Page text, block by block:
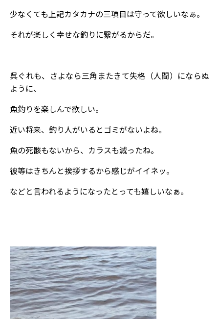
少なくても上記カタカナの三項目は守って欲しいなぁ。
それが楽しく幸せな釣りに繋がるからだ。
呉ぐれも、さよなら三角またきて失格（人間）にならぬ
ように、
魚釣りを楽しんで欲しい。
近い将来、釣り人がいるとゴミがないよね。
魚の死骸もないから、カラスも減ったね。
彼等はきちんと挨拶するから感じがイイネッ。
などと言われるようになったとっても嬉しいなぁ。